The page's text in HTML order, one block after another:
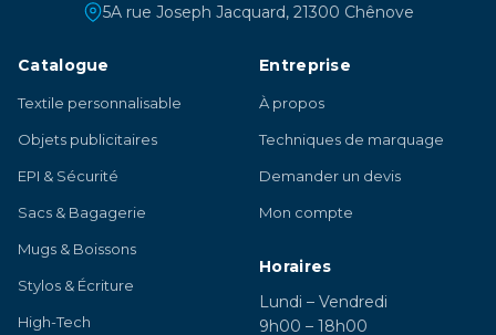
5A rue Joseph Jacquard, 21300 Chênove
Catalogue
Textile personnalisable
Objets publicitaires
EPI & Sécurité
Sacs & Bagagerie
Mugs & Boissons
Stylos & Écriture
High-Tech
Entreprise
À propos
Techniques de marquage
Demander un devis
Mon compte
Horaires
Lundi – Vendredi
9h00 – 18h00